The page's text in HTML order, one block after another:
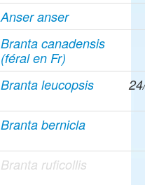
Anser anser
Branta canadensis
(féral en Fr)
Branta leucopsis
Branta bernicla
Branta ruficollis